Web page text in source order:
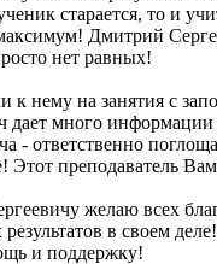
старается, то и
Дмитрий
нет равных!
нему на занятия с
дает много информации
- ответственно
Этот преподаватель
желаю всех
в своем
и поддержку!